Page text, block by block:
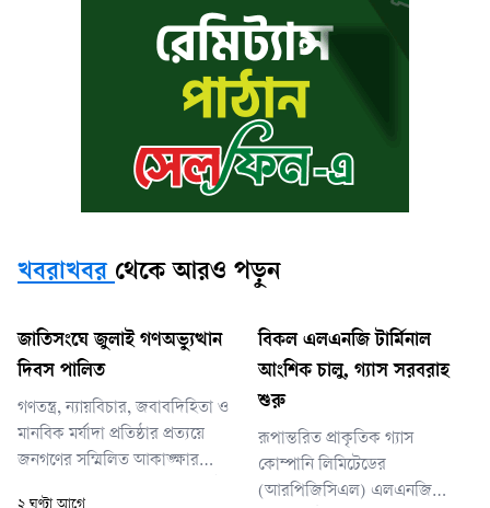
খবরাখবর থেকে আরও পড়ুন
জাতিসংঘে জুলাই গণঅভ্যুত্থান
দিবস পালিত
গণতন্ত্র, ন্যায়বিচার, জবাবদিহিতা ও
মানবিক মর্যাদা প্রতিষ্ঠার প্রত্যয়ে
জনগণের সম্মিলিত আকাঙ্ক্ষার
বিকল এলএনজি টার্মিনাল
আংশিক চালু, গ্যাস সরবরাহ
শুরু
রূপান্তরিত প্রাকৃতিক গ্যাস
কোম্পানি লিমিটেডের
(আরপিজিসিএল) এলএনজি